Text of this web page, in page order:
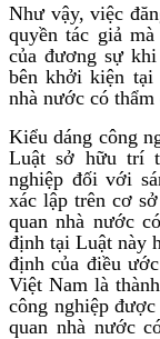
Như vậy, việc
quyền tác giả
của đương sự
bên khởi kiện tại
nhà nước có
Kiểu dáng công
Luật sở hữu trí
nghiệp đối với
xác lập trên cơ
quan nhà nước
định tại Luật này
định của điều
Việt Nam là
công nghiệp
quan nhà nước